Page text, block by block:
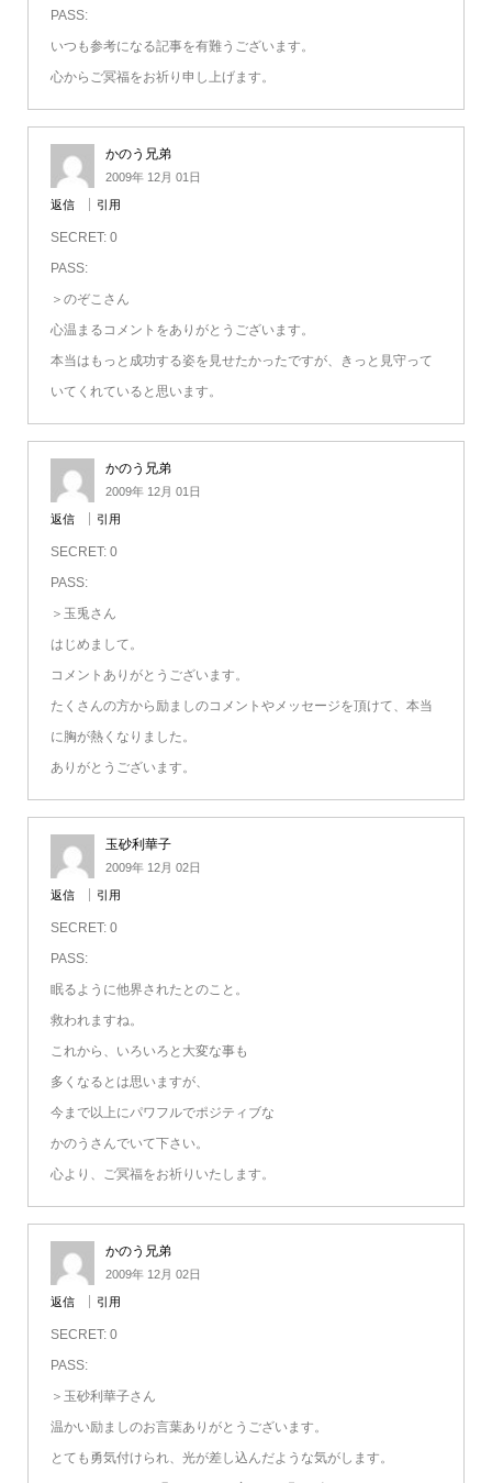
PASS:
いつも参考になる記事を有難うございます。
心からご冥福をお祈り申し上げます。
かのう兄弟
2009年 12月 01日
返信 引用
SECRET: 0
PASS:
＞のぞこさん
心温まるコメントをありがとうございます。
本当はもっと成功する姿を見せたかったですが、きっと見守って
いてくれていると思います。
かのう兄弟
2009年 12月 01日
返信 引用
SECRET: 0
PASS:
＞玉兎さん
はじめまして。
コメントありがとうございます。
たくさんの方から励ましのコメントやメッセージを頂けて、本当
に胸が熱くなりました。
ありがとうございます。
玉砂利華子
2009年 12月 02日
返信 引用
SECRET: 0
PASS:
眠るように他界されたとのこと。
救われますね。
これから、いろいろと大変な事も
多くなるとは思いますが、
今まで以上にパワフルでポジティブな
かのうさんでいて下さい。
心より、ご冥福をお祈りいたします。
かのう兄弟
2009年 12月 02日
返信 引用
SECRET: 0
PASS:
＞玉砂利華子さん
温かい励ましのお言葉ありがとうございます。
とても勇気付けられ、光が差し込んだような気がします。